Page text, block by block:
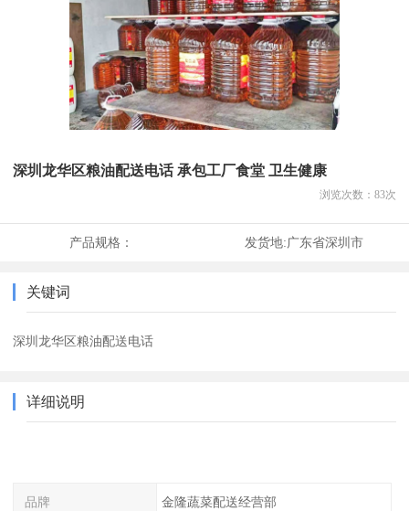
深圳龙华区粮油配送电话 承包工厂食堂 卫生健康
浏览次数： 83次
产品规格： 发货地:广东省深圳市
关键词
深圳龙华区粮油配送电话
详细说明
品牌 金隆蔬菜配送经营部